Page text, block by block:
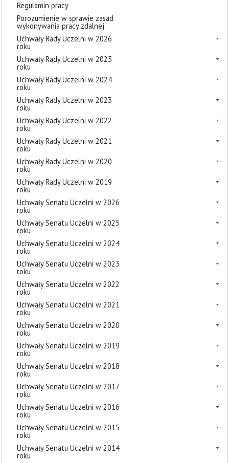
Regulamin pracy
Porozumienie w sprawie zasad
wykonywania pracy zdalnej
Uchwały Rady Uczelni w 2026
roku
Uchwały Rady Uczelni w 2025
roku
Uchwały Rady Uczelni w 2024
roku
Uchwały Rady Uczelni w 2023
roku
Uchwały Rady Uczelni w 2022
roku
Uchwały Rady Uczelni w 2021
roku
Uchwały Rady Uczelni w 2020
roku
Uchwały Rady Uczelni w 2019
roku
Uchwały Senatu Uczelni w 2026
roku
Uchwały Senatu Uczelni w 2025
roku
Uchwały Senatu Uczelni w 2024
roku
Uchwały Senatu Uczelni w 2023
roku
Uchwały Senatu Uczelni w 2022
roku
Uchwały Senatu Uczelni w 2021
roku
Uchwały Senatu Uczelni w 2020
roku
Uchwały Senatu Uczelni w 2019
roku
Uchwały Senatu Uczelni w 2018
roku
Uchwały Senatu Uczelni w 2017
roku
Uchwały Senatu Uczelni w 2016
roku
Uchwały Senatu Uczelni w 2015
roku
Uchwały Senatu Uczelni w 2014
roku